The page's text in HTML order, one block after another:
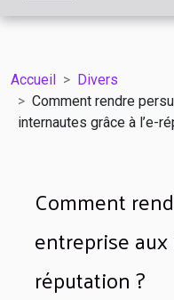
Accueil
Divers
Comment rendre
internautes grâce à l’e-
Comment
entreprise
réputation ?